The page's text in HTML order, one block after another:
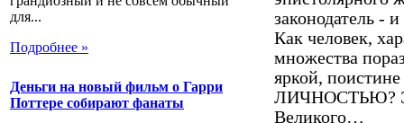
для...
Подробнее »
Деньги на новый фильм о Гарри
Поттере собирают фанаты
законодатель -
Как человек,
множества
яркой,
ЛИЧНОСТЬЮ?
Великого…